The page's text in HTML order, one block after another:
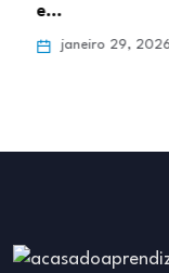
e…
janeiro 29, 2026